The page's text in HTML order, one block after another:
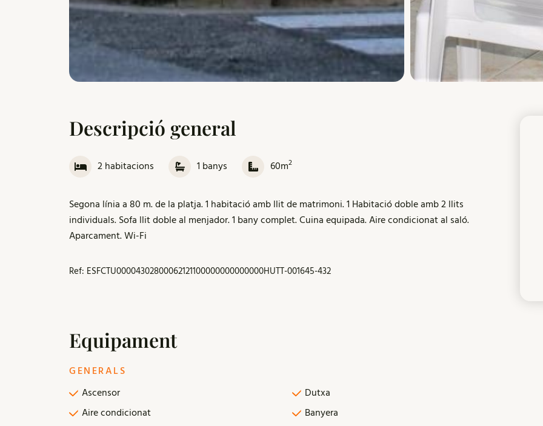
Descripció general
2habitacions 1 banys 60m2
Segona línia a 80 m. de la platja. 1 habitació amb llit de matrimoni. 1 Habitació doble amb 2 llits
individuals. Sofa llit doble al menjador. 1 bany complet. Cuina equipada. Aire condicionat al saló.
Aparcament. Wi-Fi
Ref: ESFCTU00004302800062121100000000000000HUTT-001645-432
Equipament
GENERALS
Ascensor
Aire condicionat
Dutxa
Banyera